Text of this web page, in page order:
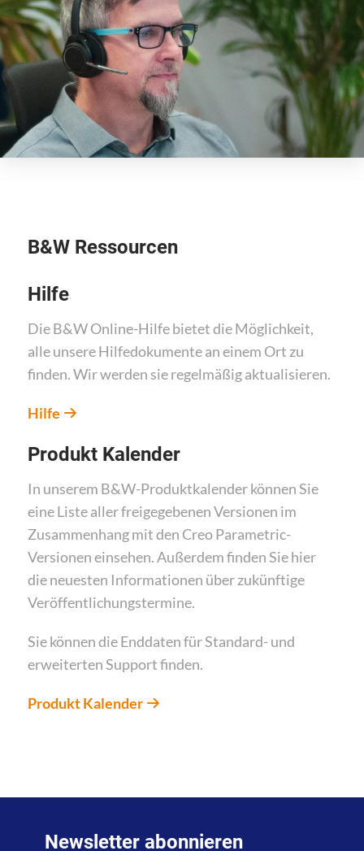
B&W Ressourcen
Hilfe
Die B&W Online-Hilfe bietet die Möglichkeit,
alle unsere Hilfedokumente an einem Ort zu
finden. Wir werden sie regelmäßig aktualisieren.
Hilfe
Produkt Kalender
In unserem B&W-Produktkalender können Sie
eine Liste aller freigegebenen Versionen im
Zusammenhang mit den Creo Parametric-
Versionen einsehen. Außerdem finden Sie hier
die neuesten Informationen über zukünftige
Veröffentlichungstermine.
Sie können die Enddaten für Standard- und
erweiterten Support finden.
Produkt Kalender
Newsletter abonnieren